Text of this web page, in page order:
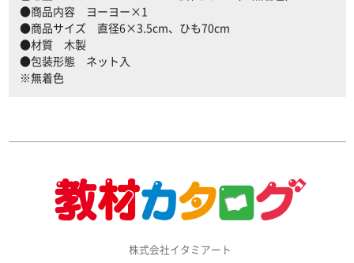
●商品内容 ヨーヨー×1
●商品サイズ 直径6×3.5cm、ひも70cm
●材質 木製
●包装形態 ネット入
※無着色
株式会社イタミアート